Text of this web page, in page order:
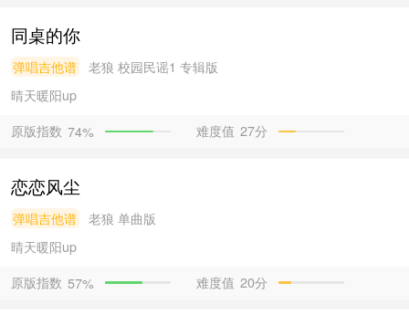
同桌的你
弹唱吉他谱 老狼 校园民谣1 专辑版
晴天暖阳up
原版指数 74% 难度值 27分
恋恋风尘
弹唱吉他谱 老狼 单曲版
晴天暖阳up
原版指数 57% 难度值 20分